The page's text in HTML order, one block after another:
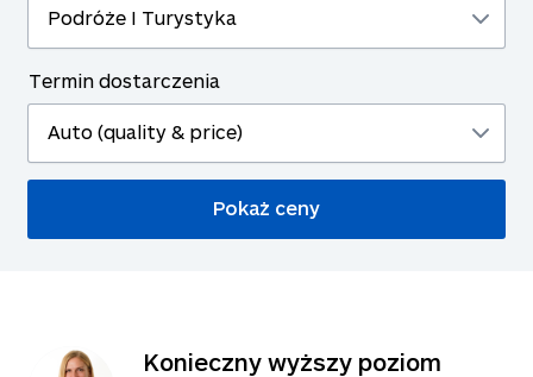
Termin dostarczenia
Konieczny wyższy poziom